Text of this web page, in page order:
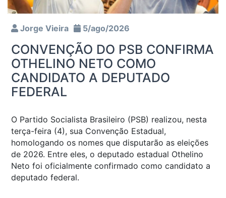
Jorge Vieira 5/ago/2026
CONVENÇÃO DO PSB CONFIRMA
OTHELINO NETO COMO
CANDIDATO A DEPUTADO
FEDERAL
O Partido Socialista Brasileiro (PSB) realizou, nesta
terça-feira (4), sua Convenção Estadual,
homologando os nomes que disputarão as eleições
de 2026. Entre eles, o deputado estadual Othelino
Neto foi oficialmente confirmado como candidato a
deputado federal.